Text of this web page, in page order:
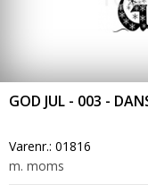
GOD JUL - 003 -
Varenr.: 01816
m. moms